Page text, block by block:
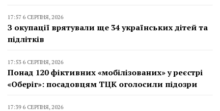
17:57 6 СЕРПНЯ, 2026
З окупації врятували ще 34 українських дітей та
підлітків
17:53 6 СЕРПНЯ, 2026
Понад 120 фіктивних «мобілізованих» у реєстрі
«Оберіг»: посадовцям ТЦК оголосили підозри
17:39 6 СЕРПНЯ, 2026